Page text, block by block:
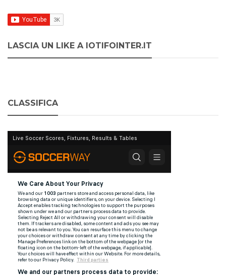
LASCIA UN LIKE A IOTIFOINTER.IT
CLASSIFICA